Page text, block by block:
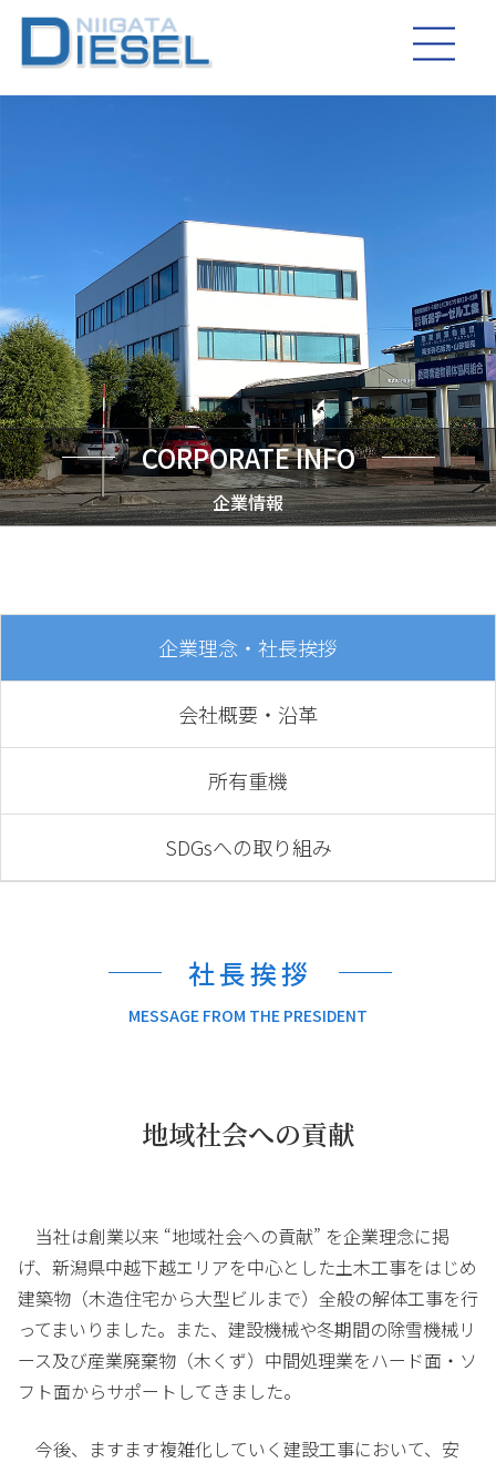
CORPORATE INFO
企業情報
企業理念・社長挨拶
会社概要・沿革
所有重機
SDGsへの取り組み
社長挨拶
MESSAGE FROM THE PRESIDENT
地域社会への貢献
当社は創業以来 “地域社会への貢献” を企業理念に掲
げ、新潟県中越下越エリアを中心とした土木工事をはじめ
建築物（木造住宅から大型ビルまで）全般の解体工事を行
ってまいりました。また、建設機械や冬期間の除雪機械リ
ース及び産業廃棄物（木くず）中間処理業をハード面・ソ
フト面からサポートしてきました。
今後、ますます複雑化していく建設工事において、安